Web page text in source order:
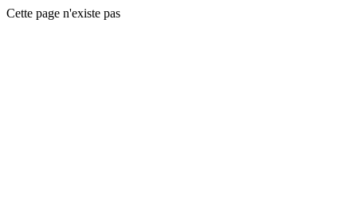
Cette page n'existe pas